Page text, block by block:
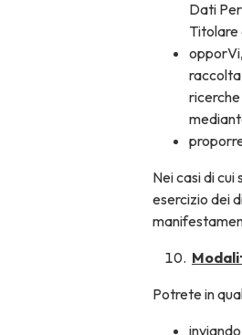
Dati
Titolare
Nei casi di
esercizio dei
Potrete in